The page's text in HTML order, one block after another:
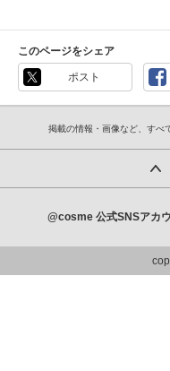
このページをシェア
ポスト
掲載の情報・画像など、すべ
@cosme 公式SNSアカ